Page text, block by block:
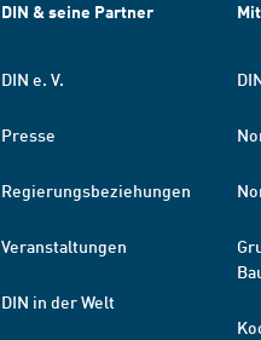
DIN & seine Partner
DIN e. V.
Presse
Regierungsbeziehungen
Veranstaltungen
DIN in der Welt